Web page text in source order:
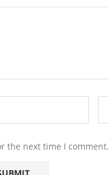
the next time I comment.